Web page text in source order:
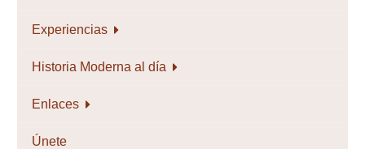
Experiencias
Historia Moderna al día
Enlaces
Únete